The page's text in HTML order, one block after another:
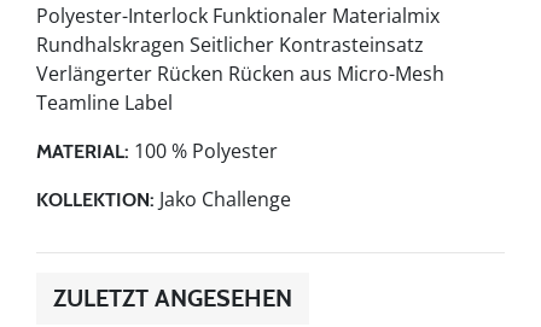
Polyester-Interlock Funktionaler Materialmix
Rundhalskragen Seitlicher Kontrasteinsatz
Verlängerter Rücken Rücken aus Micro-Mesh
Teamline Label
MATERIAL: 100 % Polyester
KOLLEKTION: Jako Challenge
ZULETZT ANGESEHEN